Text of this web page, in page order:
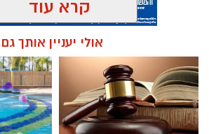
טקסט פוליטי, שירים פוליטיים
חברתית
קרא עוד
אולי יעניין אותך גם